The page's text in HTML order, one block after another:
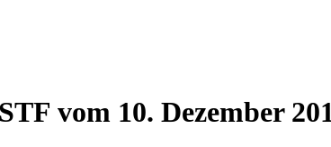
vom 10. Dezember